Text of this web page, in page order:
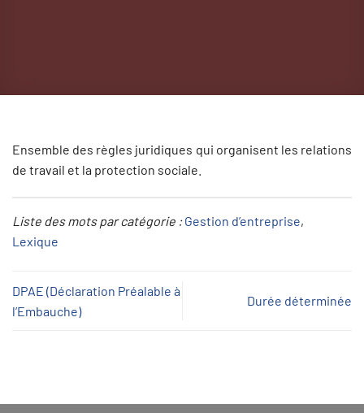
Ensemble des règles juridiques qui organisent les relations
de travail et la protection sociale.
Liste des mots par catégorie : Gestion d’entreprise
Lexique
DPAE (Déclaration Préalable à
l’Embauche)
Durée déterminée